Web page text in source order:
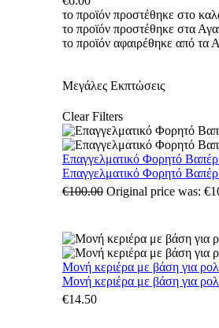
το προϊόν προστέθηκε στο
το προϊόν προστέθηκε στα
το προϊόν αφαιρέθηκε από τα
Μεγάλες Εκπτώσεις
Clear Filters
Επαγγελματικό Φορητό
Επαγγελματικό Φορητό
€100.00 Original price was:
Μονή κεριέρα με βάση για
Μονή κεριέρα με βάση για
€14.50